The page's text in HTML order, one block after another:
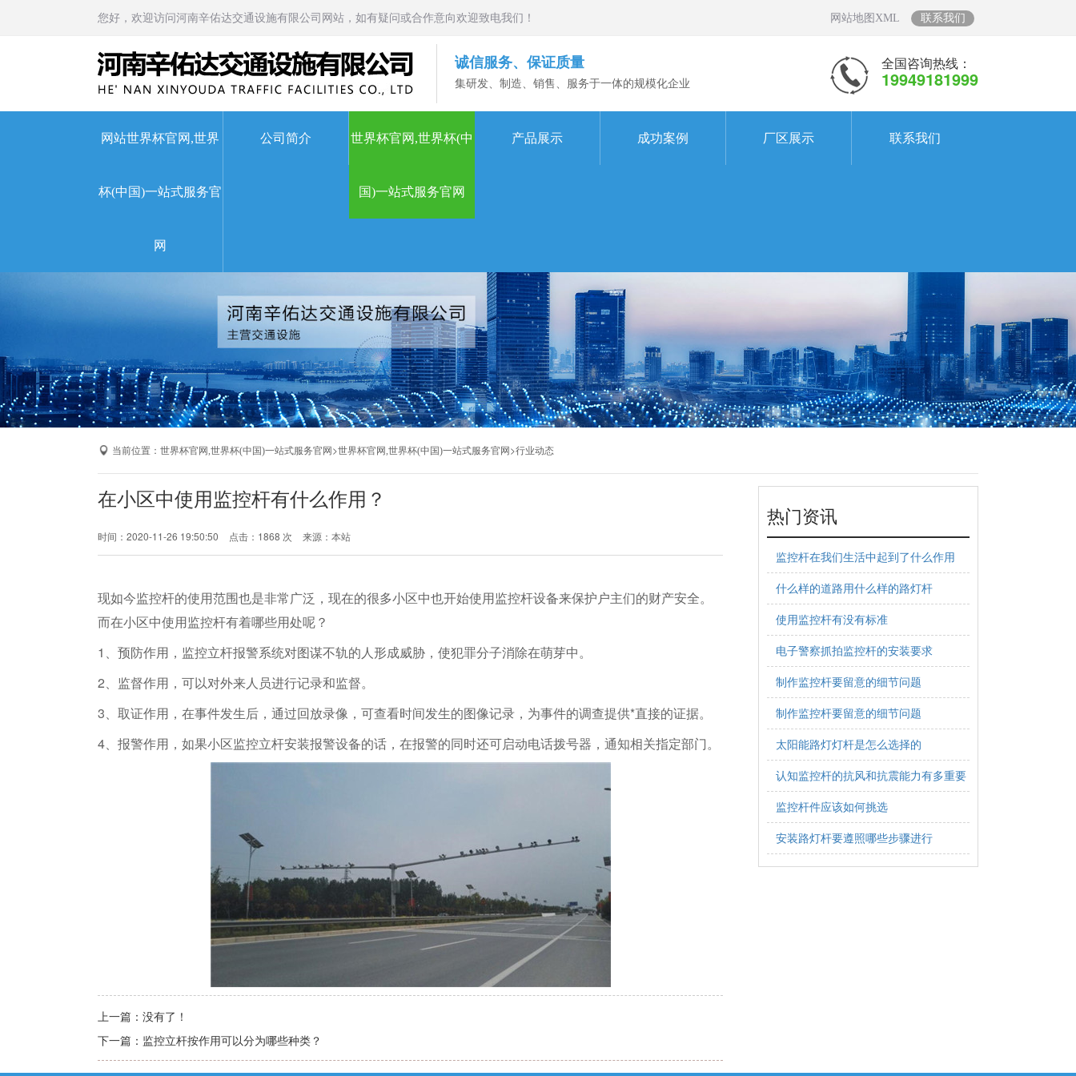
世界杯官网,世界杯(中国)一站式服务官网
您好，欢迎访问河南辛佑达交通设施有限公司网站，如有疑问或合作意向欢迎致电我们！ 网站地图XML 联系我们
诚信服务、保证质量
集研发、制造、销售、服务于一体的规模化企业
全国咨询热线：
19949181999
网站世界杯官网,世界
杯(中国)一站式服务官
网
公司简介 世界杯官网,世界杯(中
国)一站式服务官网
产品展示 成功案例 厂区展示 联系我们
当前位置： 世界杯官网,世界杯(中国)一站式服务官网 >世界杯官网,世界杯(中国)一站式服务官网 >行业动态
在小区中使用监控杆有什么作用？
时间：2020-11-26 19:50:50 点击：1868 次 来源：本站
现如今监控杆的使用范围也是非常广泛，现在的很多小区中也开始使用监控杆设备来保护户主们的财产安全。
而在小区中使用监控杆有着哪些用处呢？
1、预防作用，监控立杆报警系统对图谋不轨的人形成威胁，使犯罪分子消除在萌芽中。
2、监督作用，可以对外来人员进行记录和监督。
3、取证作用，在事件发生后，通过回放录像，可查看时间发生的图像记录，为事件的调查提供*直接的证据。
4、报警作用，如果小区监控立杆安装报警设备的话，在报警的同时还可启动电话拨号器，通知相关指定部门。
上一篇： 没有了！
下一篇： 监控立杆按作用可以分为哪些种类？
热门资讯
监控杆在我们生活中起到了什么作用
什么样的道路用什么样的路灯杆
使用监控杆有没有标准
电子警察抓拍监控杆的安装要求
制作监控杆要留意的细节问题
制作监控杆要留意的细节问题
太阳能路灯灯杆是怎么选择的
认知监控杆的抗风和抗震能力有多重要
监控杆件应该如何挑选
安装路灯杆要遵照哪些步骤进行